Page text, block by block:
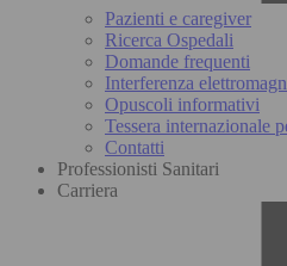
Pazienti e caregiver
Ricerca Ospedali
Domande frequenti
Interferenza
Opuscoli informativi
Tessera internazionale
Contatti
Professionisti Sanitari
Carriera